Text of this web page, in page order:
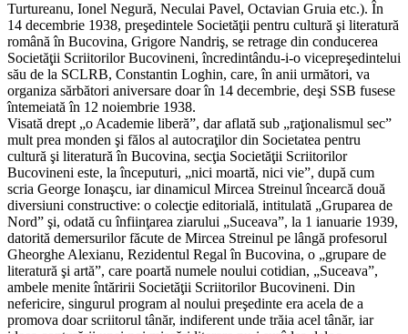
Turtureanu, Ionel Negură, Neculai Pavel, Octavian Gruia etc.). În
14 decembrie 1938, preşedintele Societăţii pentru cultură şi literatură
română în Bucovina, Grigore Nandriş, se retrage din conducerea
Societăţii Scriitorilor Bucovineni, încredintându-i-o vicepreşedintelui
său de la SCLRB, Constantin Loghin, care, în anii următori, va
organiza sărbători aniversare doar în 14 decembrie, deşi SSB fusese
întemeiată în 12 noiembrie 1938.
Visată drept „o Academie liberă”, dar aflată sub „raţionalismul sec”
mult prea monden şi fălos al autocraţilor din Societatea pentru
cultură şi literatură în Bucovina, secţia Societăţii Scriitorilor
Bucovineni este, la începuturi, „nici moartă, nici vie”, după cum
scria George Ionaşcu, iar dinamicul Mircea Streinul încearcă două
diversiuni constructive: o colecţie editorială, intitulată „Gruparea de
Nord” şi, odată cu înfiinţarea ziarului „Suceava”, la 1 ianuarie 1939,
datorită demersurilor făcute de Mircea Streinul pe lângă profesorul
Gheorghe Alexianu, Rezidentul Regal în Bucovina, o „grupare de
literatură şi artă”, care poartă numele noului cotidian, „Suceava”,
ambele menite întăririi Societăţii Scriitorilor Bucovineni. Din
nefericire, singurul program al noului preşedinte era acela de a
promova doar scriitorul tânăr, indiferent unde trăia acel tânăr, iar